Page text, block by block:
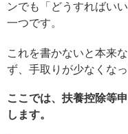
ンでも「どうすればい
一つです。
これを書かないと本来
ず、手取りが少なくな
ここでは、扶養控除等
します。